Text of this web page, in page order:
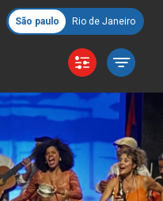
São paulo Rio de Janeiro